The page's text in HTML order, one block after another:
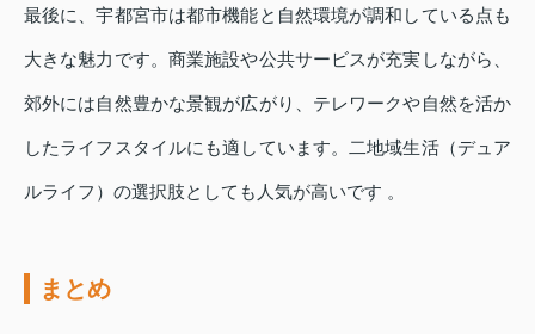
最後に、宇都宮市は都市機能と自然環境が調和している点も
大きな魅力です。商業施設や公共サービスが充実しながら、
郊外には自然豊かな景観が広がり、テレワークや自然を活か
したライフスタイルにも適しています。二地域生活（デュア
ルライフ）の選択肢としても人気が高いです 。
まとめ